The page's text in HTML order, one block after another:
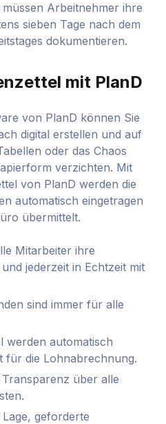
Arbeitnehmer ihre
sieben Tage nach dem
dokumentieren.
mit PlanD
von PlanD können Sie
digital erstellen und auf
oder das Chaos
verzichten. Mit
von PlanD werden die
automatisch eingetragen
übermittelt.
Mitarbeiter ihre
jederzeit in Echtzeit mit
sind immer für alle
werden automatisch
für die Lohnabrechnung.
über alle
geforderte